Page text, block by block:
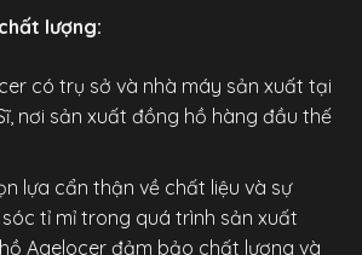
lượng:
có trụ sở và nhà máy sản xuất tại
nơi sản xuất đồng hồ hàng đầu thế
lựa cẩn thận về chất liệu và sự
tỉ mỉ trong quá trình sản xuất
Agelocer đảm bảo chất lượng và